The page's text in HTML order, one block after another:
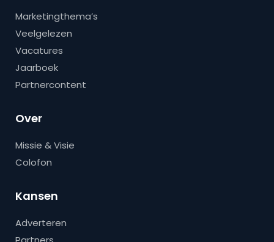
Marketingthema’s
Veelgelezen
Vacatures
Jaarboek
Partnercontent
Over
Missie & Visie
Colofon
Kansen
Adverteren